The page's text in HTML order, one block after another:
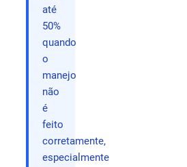
até
50%
quando
o
manejo
não
é
feito
corretamente,
especialmente